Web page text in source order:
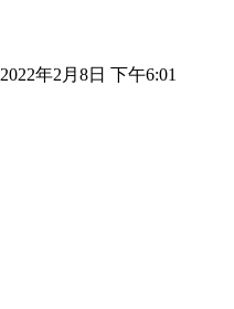
2022年2月8日 下午6:01